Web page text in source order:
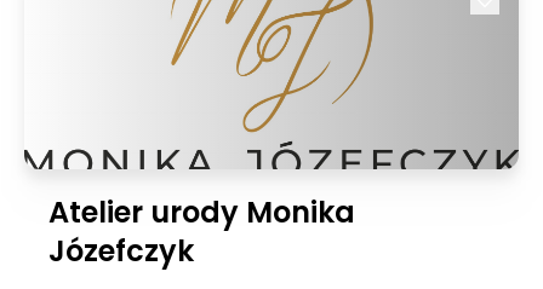
Atelier urody Monika
Józefczyk